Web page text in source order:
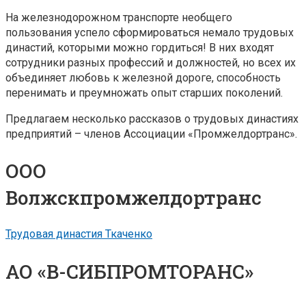
На железнодорожном транспорте необщего
пользования успело сформироваться немало трудовых
династий, которыми можно гордиться! В них входят
сотрудники разных профессий и должностей, но всех их
объединяет любовь к железной дороге, способность
перенимать и преумножать опыт старших поколений.
Предлагаем несколько рассказов о трудовых династиях
предприятий – членов Ассоциации «Промжелдортранс».
ООО
Волжскпромжелдортранс
Трудовая династия Ткаченко
АО «В-СИБПРОМТОРАНС»